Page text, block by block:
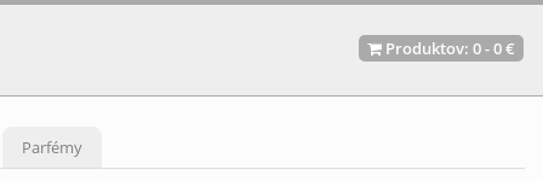
Produktov: 0-0 €
Parfémy